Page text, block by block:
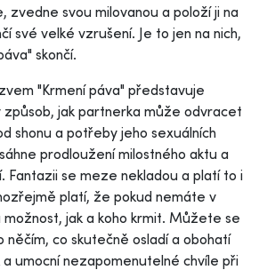
svou milovanou a položí ji na
své velké vzrušení. Je to jen na nich,
skončí.
"Krmení páva" představuje
jak partnerka může odvracet
shonu a potřeby jeho sexuálních
prodloužení milostného aktu a
Fantazii se meze nekladou a platí to i
platí, že pokud nemáte v
možnost, jak a koho krmit. Můžete se
něčím, co skutečně osladí a obohatí
umocní nezapomenutelné chvíle při